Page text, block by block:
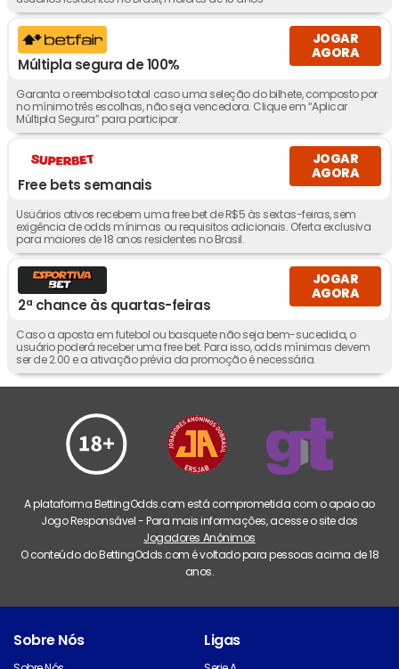
Múltipla segura de 100%
JOGAR
AGORA
Garanta o reembolso total caso uma seleção do bilhete, composto por
no mínimo três escolhas, não seja vencedora. Clique em “Aplicar
Múltipla Segura” para participar.
Free bets semanais
JOGAR
AGORA
Usuários ativos recebem uma free bet de R$5 às sextas-feiras, sem
exigência de odds mínimas ou requisitos adicionais. Oferta exclusiva
para maiores de 18 anos residentes no Brasil.
2ª chance às quartas-feiras
JOGAR
AGORA
Caso a aposta em futebol ou basquete não seja bem-sucedida, o
usuário poderá receber uma free bet. Para isso, odds mínimas devem
ser de 2.00 e a ativação prévia da promoção é necessária.
A plataforma BettingOdds.com está comprometida com o apoio ao
Jogo Responsável - Para mais informações, acesse o site dos
Jogadores Anônimos
O conteúdo do BettingOdds.com é voltado para pessoas acima de 18
anos.
Sobre Nós Ligas